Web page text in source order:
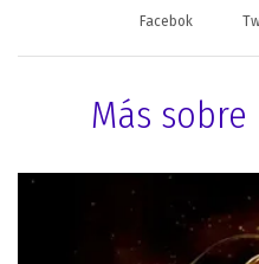
Facebok
Más sobre